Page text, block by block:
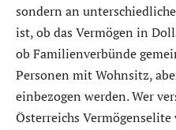
sondern an
ist, ob das Vermögen in
ob Familienverbünde
Personen mit Wohnsitz,
einbezogen werden. Wer
Österreichs